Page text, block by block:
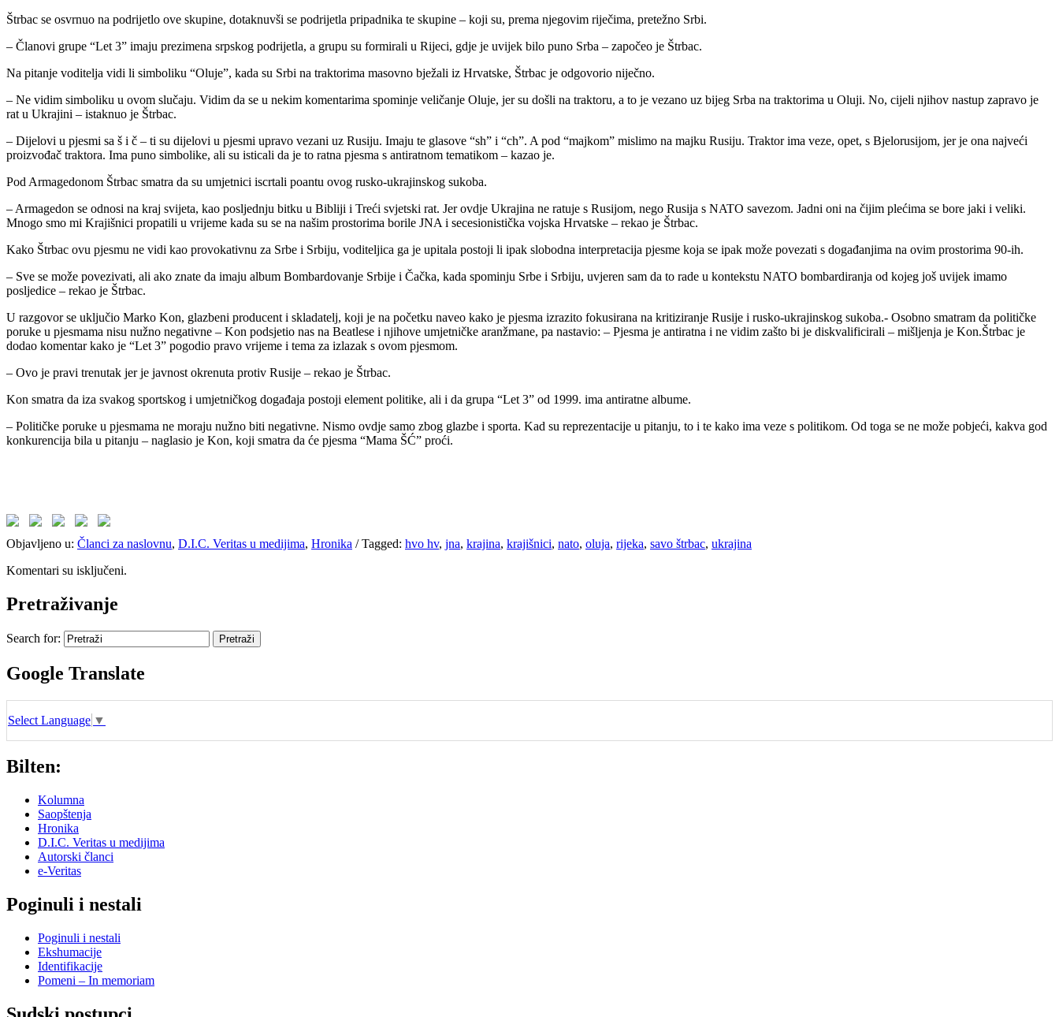
Štrbac se osvrnuo na podrijetlo ove skupine, dotaknuvši se podrijetla pripadnika te skupine – koji su, prema njegovim riječima, pretežno Srbi.
– Članovi grupe “Let 3” imaju prezimena srpskog podrijetla, a grupu su formirali u Rijeci, gdje je uvijek bilo puno Srba – započeo je Štrbac.
Na pitanje voditelja vidi li simboliku “Oluje”, kada su Srbi na traktorima masovno bježali iz Hrvatske, Štrbac je odgovorio niječno.
– Ne vidim simboliku u ovom slučaju. Vidim da se u nekim komentarima spominje veličanje Oluje, jer su došli na traktoru, a to je vezano uz bijeg Srba na traktorima u Oluji. No, cijeli njihov nastup zapravo je
rat u Ukrajini – istaknuo je Štrbac.
– Dijelovi u pjesmi sa š i č – ti su dijelovi u pjesmi upravo vezani uz Rusiju. Imaju te glasove “sh” i “ch”. A pod “majkom” mislimo na majku Rusiju. Traktor ima veze, opet, s Bjelorusijom, jer je ona najveći
proizvođač traktora. Ima puno simbolike, ali su isticali da je to ratna pjesma s antiratnom tematikom – kazao je.
Pod Armagedonom Štrbac smatra da su umjetnici iscrtali poantu ovog rusko-ukrajinskog sukoba.
– Armagedon se odnosi na kraj svijeta, kao posljednju bitku u Bibliji i Treći svjetski rat. Jer ovdje Ukrajina ne ratuje s Rusijom, nego Rusija s NATO savezom. Jadni oni na čijim plećima se bore jaki i veliki.
Mnogo smo mi Krajišnici propatili u vrijeme kada su se na našim prostorima borile JNA i secesionistička vojska Hrvatske – rekao je Štrbac.
Kako Štrbac ovu pjesmu ne vidi kao provokativnu za Srbe i Srbiju, voditeljica ga je upitala postoji li ipak slobodna interpretacija pjesme koja se ipak može povezati s događanjima na ovim prostorima 90-ih.
– Sve se može povezivati, ali ako znate da imaju album Bombardovanje Srbije i Čačka, kada spominju Srbe i Srbiju, uvjeren sam da to rade u kontekstu NATO bombardiranja od kojeg još uvijek imamo
posljedice – rekao je Štrbac.
U razgovor se uključio Marko Kon, glazbeni producent i skladatelj, koji je na početku naveo kako je pjesma izrazito fokusirana na kritiziranje Rusije i rusko-ukrajinskog sukoba.- Osobno smatram da političke
poruke u pjesmama nisu nužno negativne – Kon podsjetio nas na Beatlese i njihove umjetničke aranžmane, pa nastavio: – Pjesma je antiratna i ne vidim zašto bi je diskvalificirali – mišljenja je Kon.Štrbac je
dodao komentar kako je “Let 3” pogodio pravo vrijeme i tema za izlazak s ovom pjesmom.
– Ovo je pravi trenutak jer je javnost okrenuta protiv Rusije – rekao je Štrbac.
Kon smatra da iza svakog sportskog i umjetničkog događaja postoji element politike, ali i da grupa “Let 3” od 1999. ima antiratne albume.
– Političke poruke u pjesmama ne moraju nužno biti negativne. Nismo ovdje samo zbog glazbe i sporta. Kad su reprezentacije u pitanju, to i te kako ima veze s politikom. Od toga se ne može pobjeći, kakva god
konkurencija bila u pitanju – naglasio je Kon, koji smatra da će pjesma “Mama ŠĆ” proći.
Objavljeno u: Članci za naslovnu, D.I.C. Veritas u medijima, Hronika /Tagged: hvo hv, jna, krajina, krajišnici, nato, oluja, rijeka, savo štrbac, ukrajina
Komentari su isključeni.
Pretraživanje
Search for:
Google Translate
Select Language ▼
Bilten:
Kolumna
Saopštenja
Hronika
D.I.C. Veritas u medijima
Autorski članci
e-Veritas
Poginuli i nestali
Poginuli i nestali
Ekshumacije
Identifikacije
Pomeni – In memoriam